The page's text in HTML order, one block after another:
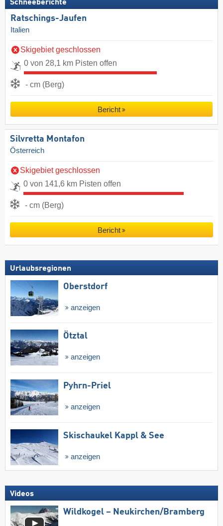
Schneeberichte
Ratschings-Jaufen
Italien
Skigebiet geschlossen
0 von 28,1 km Pisten offen
- cm (Berg)
Bericht
Silvretta Montafon
Österreich
Skigebiet geschlossen
0 von 141,6 km Pisten offen
- cm (Berg)
Bericht
Urlaubsregionen
Oberstdorf
anzeigen
Ötztal
anzeigen
Pyhrn-Priel
anzeigen
Skischaukel Kappl & See
anzeigen
Videos
Wildkogel – Neukirchen/​Bramberg